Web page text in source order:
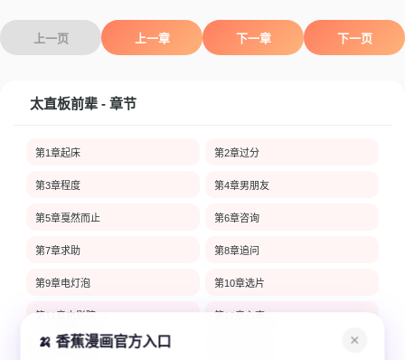
上一页 上一章 下一章 下一页
太直板前辈 - 章节
第1章起床 第2章过分
第3章程度 第4章男朋友
第5章戛然而止 第6章咨询
第7章求助 第8章追问
第9章电灯泡 第10章选片
第11章电影院 第12章心事
第13章服务
🍌 香蕉漫画官方入口 ✕